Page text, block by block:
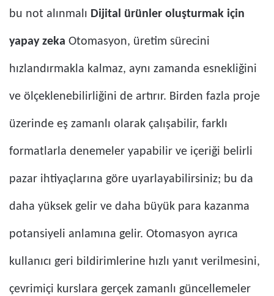
bu not alınmalı Dijital ürünler oluşturmak için
yapay zeka Otomasyon, üretim sürecini
hızlandırmakla kalmaz, aynı zamanda esnekliğini
ve ölçeklenebilirliğini de artırır. Birden fazla proje
üzerinde eş zamanlı olarak çalışabilir, farklı
formatlarla denemeler yapabilir ve içeriği belirli
pazar ihtiyaçlarına göre uyarlayabilirsiniz; bu da
daha yüksek gelir ve daha büyük para kazanma
potansiyeli anlamına gelir. Otomasyon ayrıca
kullanıcı geri bildirimlerine hızlı yanıt verilmesini,
çevrimiçi kurslara gerçek zamanlı güncellemeler